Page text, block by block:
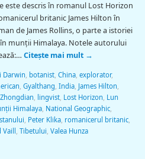
este descris în romanul Lost Horizon
britanic James Hilton în
de James Rollins, o parte a istoriei
munţii Himalaya. Notele autorului
Citește mai mult →
Darwin botanist, China, explorator,
Gyalthang India, James Hilton
lingvist, Lost Horizon Lun
Himalaya, National Geographic,
Peter Klika, romanicerul britanic,
Vaill Tibetului Valea Hunza